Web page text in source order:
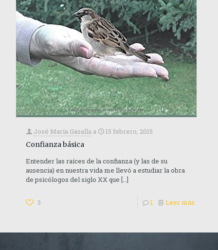
José María Gasalla a
15 febrero, 2015
Confianza básica
Entender las raíces de la confianza (y las de su
ausencia) en nuestra vida me llevó a estudiar la obra
de psicólogos del siglo XX que […]
3 1 Leer más